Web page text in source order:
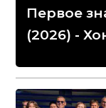
Первое
(2026) -